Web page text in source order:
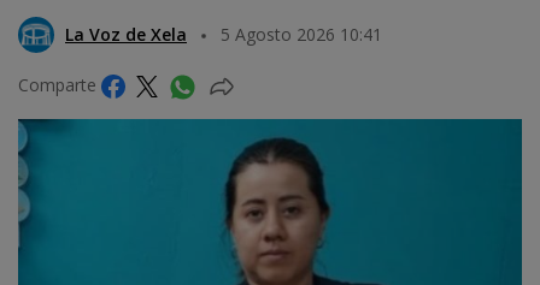
La Voz de Xela 5 Agosto 2026 10:41
Comparte